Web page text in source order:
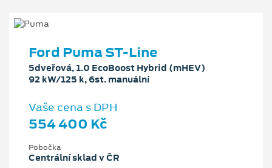
Ford Puma ST-Line
5dveřová, 1.0 EcoBoost Hybrid (mHEV)
92 kW/125 k, 6st. manuální
Vaše cena s DPH
554 400 Kč
Pobočka
Centrální sklad v ČR